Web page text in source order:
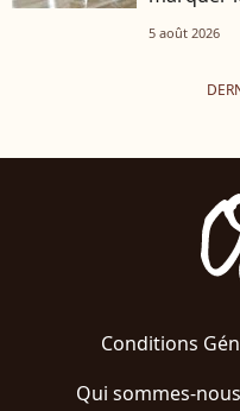
5 août 2026
Conditions
Qui sommes-